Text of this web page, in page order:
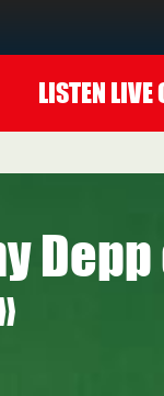
LISTEN LIVE